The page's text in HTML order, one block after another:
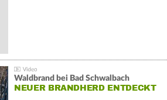
Waldbrand bei Bad Schwalbach
NEUER BRANDHERD ENTDECKT